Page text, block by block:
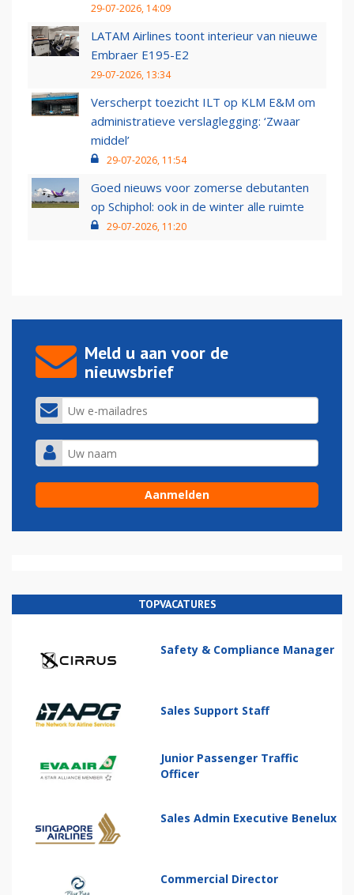
29-07-2026, 14:09
LATAM Airlines toont interieur van nieuwe
Embraer E195-E2
29-07-2026, 13:34
Verscherpt toezicht ILT op KLM E&M om
administratieve verslaglegging: ‘Zwaar
middel’
29-07-2026, 11:54
Goed nieuws voor zomerse debutanten
op Schiphol: ook in de winter alle ruimte
29-07-2026, 11:20
Meld u aan voor de
nieuwsbrief
TOPVACATURES
Safety & Compliance Manager
Sales Support Staff
Junior Passenger Traffic
Officer
Sales Admin Executive Benelux
Commercial Director